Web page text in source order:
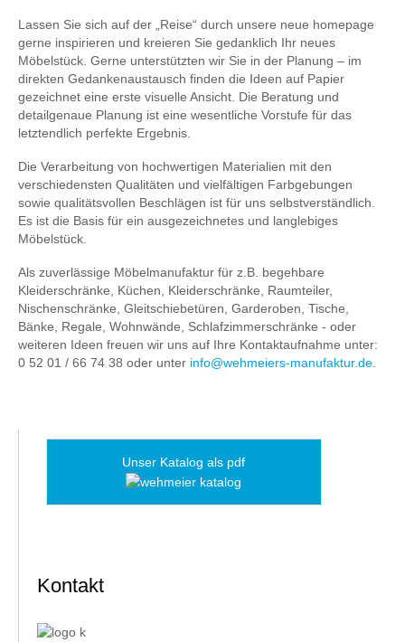
Lassen Sie sich auf der „Reise“ durch unsere neue homepage
gerne inspirieren und kreieren Sie gedanklich Ihr neues
Möbelstück. Gerne unterstützten wir Sie in der Planung – im
direkten Gedankenaustausch finden die Ideen auf Papier
gezeichnet eine erste visuelle Ansicht. Die Beratung und
detailgenaue Planung ist eine wesentliche Vorstufe für das
letztendlich perfekte Ergebnis.
Die Verarbeitung von hochwertigen Materialien mit den
verschiedensten Qualitäten und vielfältigen Farbgebungen
sowie qualitätsvollen Beschlägen ist für uns selbstverständlich.
Es ist die Basis für ein ausgezeichnetes und langlebiges
Möbelstück.
Als zuverlässige Möbelmanufaktur für z.B. begehbare
Kleiderschränke, Küchen, Kleiderschränke, Raumteiler,
Nischenschränke, Gleitschiebetüren, Garderoben, Tische,
Bänke, Regale, Wohnwände, Schlafzimmerschränke - oder
weiteren Ideen freuen wir uns auf Ihre Kontaktaufnahme unter:
0 52 01 / 66 74 38 oder unter info@wehmeiers-manufaktur.de.
Unser Katalog als pdf
Kontakt